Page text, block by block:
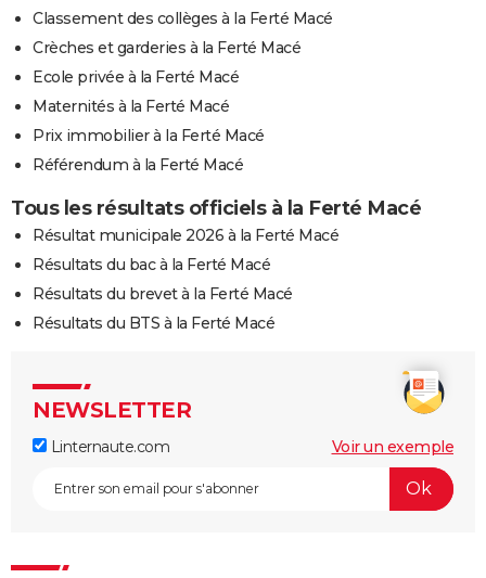
Classement des collèges à la Ferté Macé
Crèches et garderies à la Ferté Macé
Ecole privée à la Ferté Macé
Maternités à la Ferté Macé
Prix immobilier à la Ferté Macé
Référendum à la Ferté Macé
Tous les résultats officiels à la Ferté Macé
Résultat municipale 2026 à la Ferté Macé
Résultats du bac à la Ferté Macé
Résultats du brevet à la Ferté Macé
Résultats du BTS à la Ferté Macé
NEWSLETTER
Linternaute.com Voir un exemple